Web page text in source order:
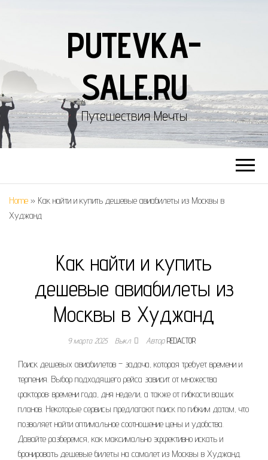
PUTEVKA-
SALE.RU
Путешествия Мечты
Home » Как найти и купить дешевые авиабилеты из Москвы в
Худжанд
Как найти и купить
дешевые авиабилеты из
Москвы в Худжанд
9 марта 2025 Выкл. АвторREDACTOR
Поиск дешевых авиабилетов – задача, которая требует времени и
терпения. Выбор подходящего рейса зависит от множества
факторов: времени года, дня недели, а также от гибкости ваших
планов. Некоторые сервисы предлагают поиск по гибким датам, что
позволяет найти оптимальное соотношение цены и удобства.
Давайте разберемся, как максимально эффективно искать и
бронировать дешевые билеты на самолет из Москвы в Худжанд.